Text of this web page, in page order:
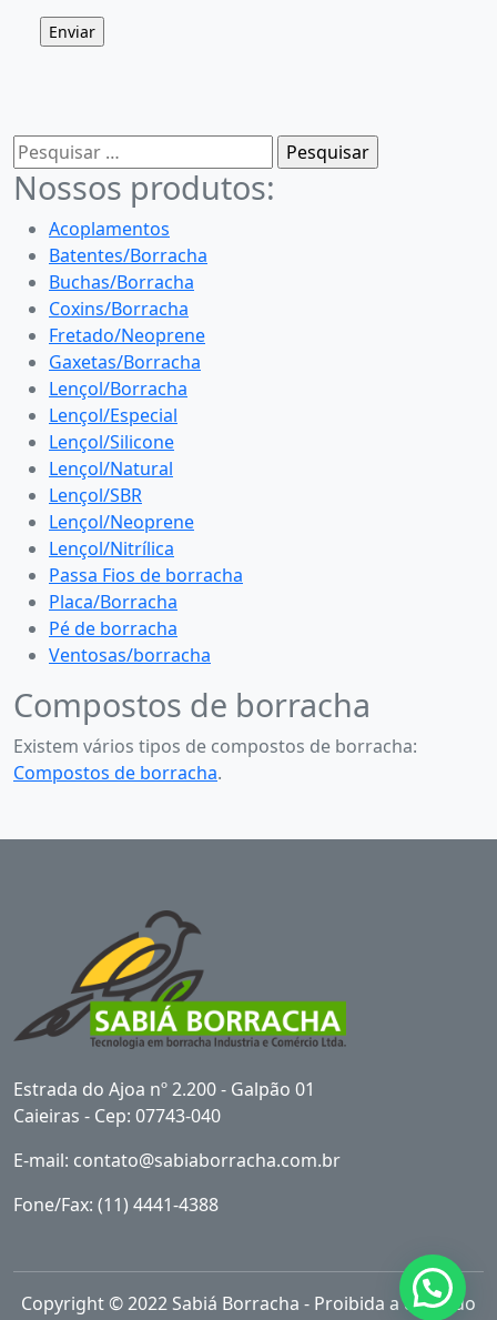
Pesquisar
por:
Nossos produtos:
Acoplamentos
Batentes/Borracha
Buchas/Borracha
Coxins/Borracha
Fretado/Neoprene
Gaxetas/Borracha
Lençol/Borracha
Lençol/Especial
Lençol/Silicone
Lençol/Natural
Lençol/SBR
Lençol/Neoprene
Lençol/Nitrílica
Passa Fios de borracha
Placa/Borracha
Pé de borracha
Ventosas/borracha
Compostos de borracha
Existem vários tipos de compostos de borracha:
Compostos de borracha.
Estrada do Ajoa nº 2.200 - Galpão 01
Caieiras - Cep: 07743-040
E-mail: contato@sabiaborracha.com.br
Fone/Fax: (11) 4441-4388‬
Copyright © 2022 Sabiá Borracha - Proibida a cópia do